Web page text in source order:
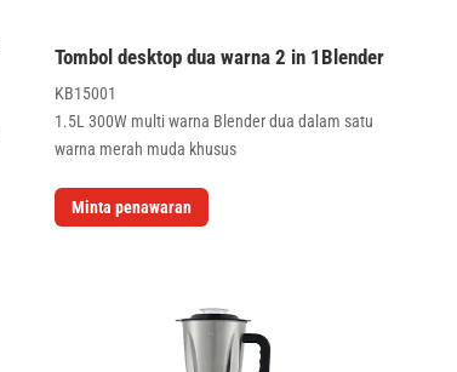
Tombol desktop dua warna 2 in 1Blender
KB15001
1.5L 300W multi warna Blender dua dalam satu
warna merah muda khusus
Minta penawaran